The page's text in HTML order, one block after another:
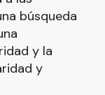
búsqueda
y la
y